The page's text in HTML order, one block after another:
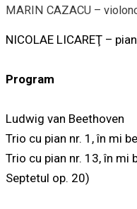
MARIN CAZACU –
NICOLAE LICAREŢ – pian
Program
Ludwig van Beethoven
Trio cu pian nr. 1, în mi
Trio cu pian nr. 13, în mi
Septetul op. 20)